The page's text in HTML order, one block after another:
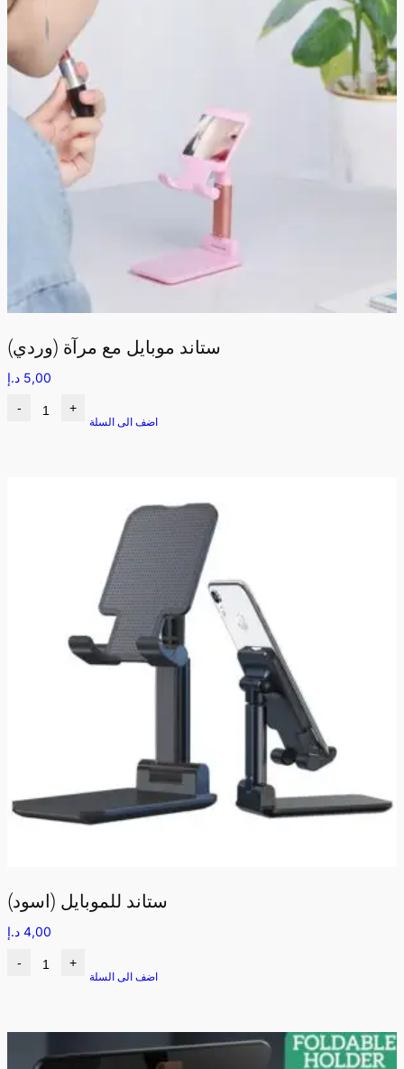
ستاند موبايل مع مرآة (وردي)
5,00 د.إ
- +
اضف الى السلة
ستاند للموبايل (اسود)
4,00 د.إ
- +
اضف الى السلة